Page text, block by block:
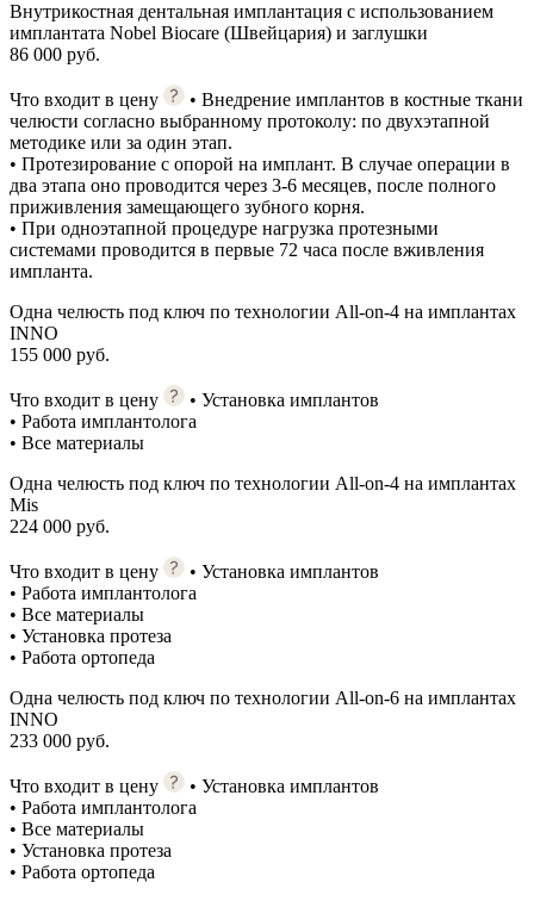
Внутрикостная дентальная имплантация с использованием
имплантата Nobel Biocare (Швейцария) и заглушки
86 000 руб.
Что входит в цену
• Внедрение имплантов в костные ткани
челюсти согласно выбранному протоколу: по двухэтапной
методике или за один этап.
• Протезирование с опорой на имплант. В случае операции в
два этапа оно проводится через 3-6 месяцев, после полного
приживления замещающего зубного корня.
• При одноэтапной процедуре нагрузка протезными
системами проводится в первые 72 часа после вживления
импланта.
Одна челюсть под ключ по технологии All-on-4 на имплантах
INNO
155 000 руб.
Что входит в цену
• Установка имплантов
• Работа имплантолога
• Все материалы
Одна челюсть под ключ по технологии All-on-4 на имплантах
Mis
224 000 руб.
Что входит в цену
• Установка имплантов
• Работа имплантолога
• Все материалы
• Установка протеза
• Работа ортопеда
Одна челюсть под ключ по технологии All-on-6 на имплантах
INNO
233 000 руб.
Что входит в цену
• Установка имплантов
• Работа имплантолога
• Все материалы
• Установка протеза
• Работа ортопеда